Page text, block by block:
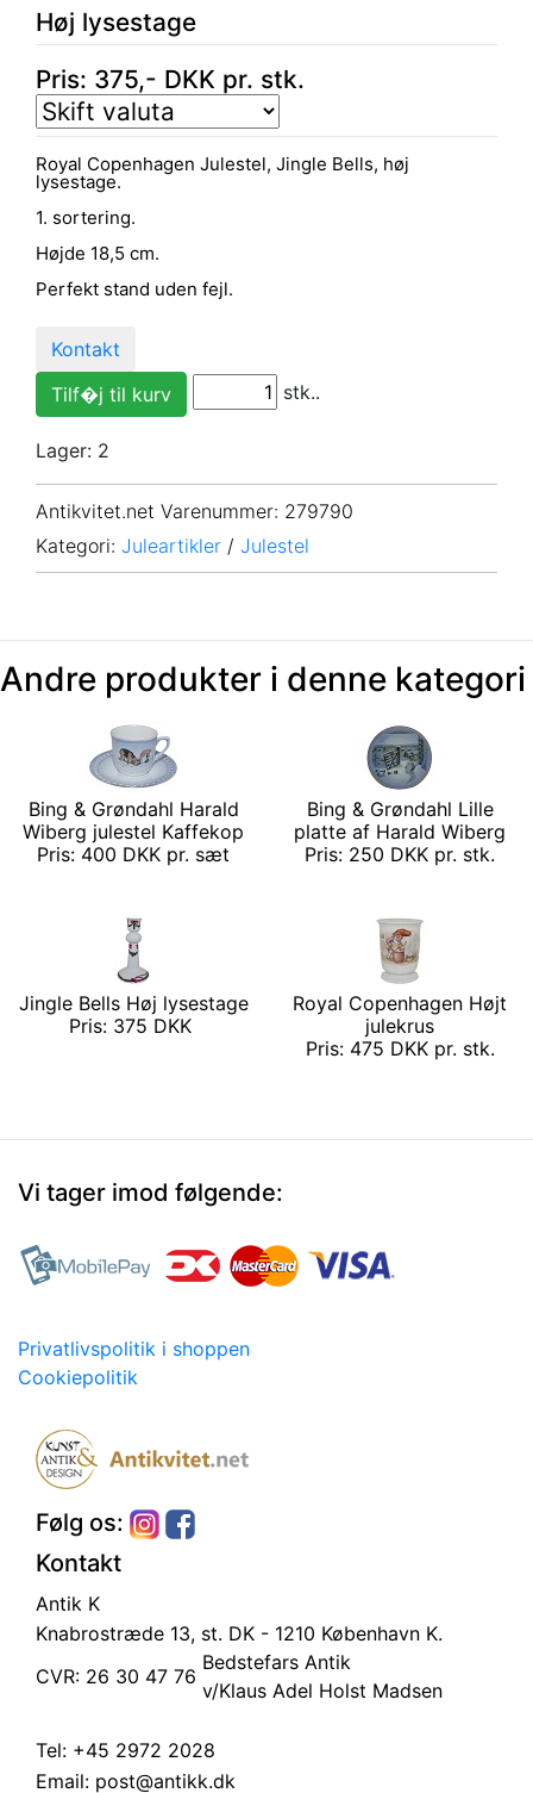
Høj lysestage
Pris: 375,- DKK pr. stk.
Royal Copenhagen Julestel, Jingle Bells, høj
lysestage.
1. sortering.
Højde 18,5 cm.
Perfekt stand uden fejl.
Kontakt
stk..
Lager: 2
Antikvitet.net Varenummer: 279790
Kategori: Juleartikler / Julestel
Andre produkter i denne kategori
Bing & Grøndahl Harald
Wiberg julestel Kaffekop
Pris: 400 DKK pr. sæt
Bing & Grøndahl Lille
platte af Harald Wiberg
Pris: 250 DKK pr. stk.
Jingle Bells Høj lysestage
Pris: 375 DKK
Royal Copenhagen Højt
julekrus
Pris: 475 DKK pr. stk.
Vi tager imod følgende:
Privatlivspolitik i shoppen
Cookiepolitik
Følg os:
Kontakt
Antik K
Knabrostræde 13, st. DK - 1210 København K.
CVR: 26 30 47 76
Bedstefars Antik
v/Klaus Adel Holst Madsen
Tel: +45 2972 2028
Email: post@antikk.dk